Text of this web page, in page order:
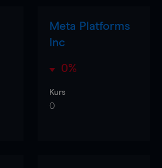
Meta Platforms
Inc
0%
Kurs
0